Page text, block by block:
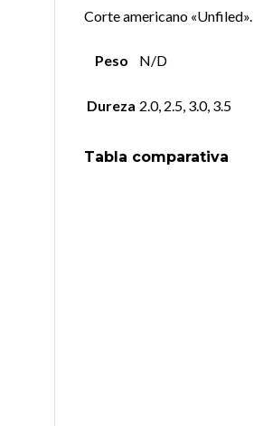
Corte americano «Unfiled».
Peso N/D
Dureza 2.0, 2.5, 3.0, 3.5
Tabla comparativa